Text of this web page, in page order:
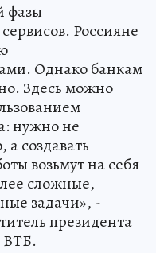
фазы
Россияне
Однако банкам
Здесь можно
нужно не
создавать
возьмут на себя
сложные,
задачи», -
президента
ВТБ.